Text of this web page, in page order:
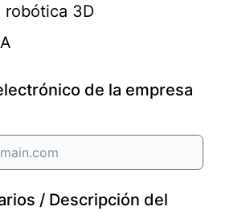
robótica 3D
de la empresa
/ Descripción del